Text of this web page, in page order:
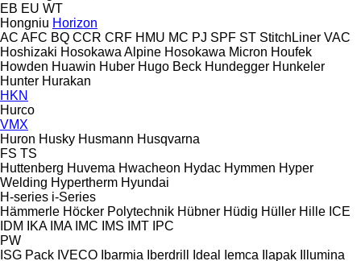
EB EU WT
Hongniu Horizon
AC AFC BQ CCR CRF HMU MC PJ SPF ST StitchLiner VAC
Hoshizaki Hosokawa Alpine Hosokawa Micron Houfek
Howden Huawin Huber Hugo Beck Hundegger Hunkeler
Hunter Hurakan
HKN
Hurco
VMX
Huron Husky Husmann Husqvarna
FS TS
Huttenberg Huvema Hwacheon Hydac Hymmen Hyper
Welding Hypertherm Hyundai
H-series i-Series
Hämmerle Höcker Polytechnik Hübner Hüdig Hüller Hille ICE
IDM
IKA IMA IMC IMS IMT IPC
PW
ISG Pack IVECO Ibarmia Iberdrill Ideal Iemca Ilapak
Illumina